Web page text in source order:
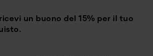
un buono del 15% per il tuo